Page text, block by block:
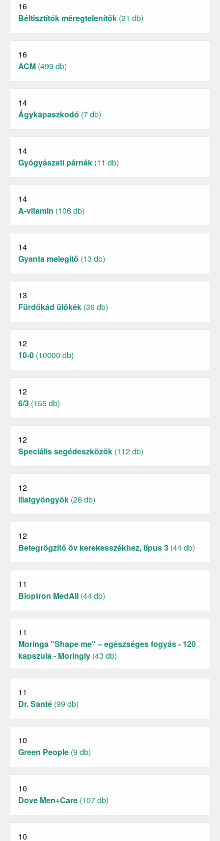
16
Béltisztítók méregtelenítők (21 db)
16
ACM (499 db)
14
Ágykapaszkodó (7 db)
14
Gyógyászati párnák (11 db)
14
A-vitamin (106 db)
14
Gyanta melegítő (13 db)
13
Fürdőkád ülőkék (36 db)
12
10-0 (10000 db)
12
6/3 (155 db)
12
Speciális segédeszközök (112 db)
12
Illatgyöngyök (26 db)
12
Betegrögzítő öv kerekesszékhez, típus 3 (44 db)
11
Bioptron MedAll (44 db)
11
Moringa "Shape me" – egészséges fogyás - 120
kapszula - Moringly (43 db)
11
Dr. Santé (99 db)
10
Green People (9 db)
10
Dove Men+Care (107 db)
10